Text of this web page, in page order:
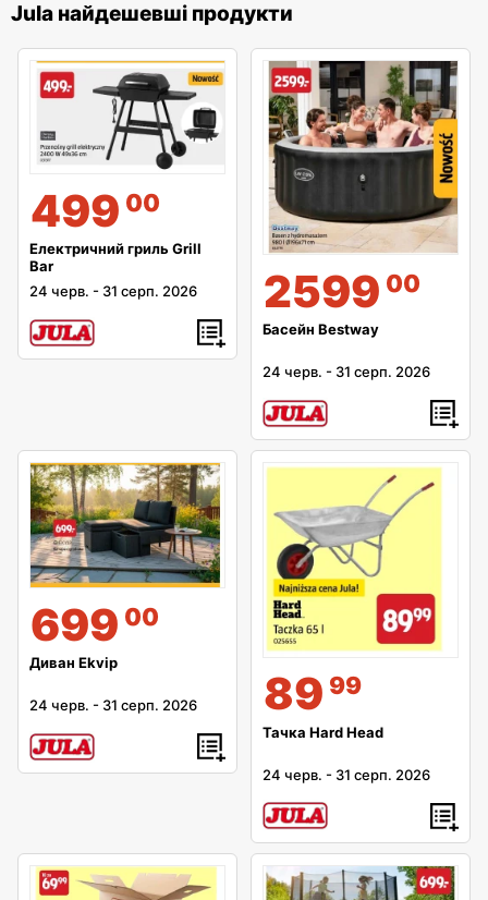
Jula найдешевші продукти
499 00
Електричний гриль Grill
Bar
24 черв. - 31 серп. 2026 2599 00
Басейн Bestway
24 черв. - 31 серп. 2026
699 00
Диван Ekvip
24 черв. - 31 серп. 2026 89 99
Тачка Hard Head
24 черв. - 31 серп. 2026